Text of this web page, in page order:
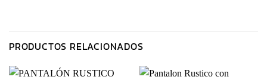
PRODUCTOS RELACIONADOS